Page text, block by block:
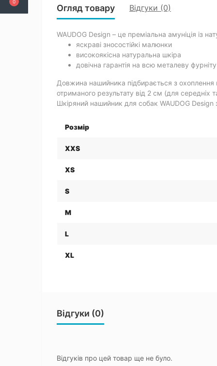
0
Огляд товару Відгуки (0)
WAUDOG Design – це преміальна амуніція із
яскраві зносостійкі малюнки
високоякісна натуральна шкіра
довічна гарантія на всю металеву
Довжина нашийника підбирається з
отриманого результату від 2 см (для
Шкіряний нашийник для собак WAUDOG
Розмір
XXS
XS
S
M
L
XL
Відгуки (0)
Відгуків про цей товар ще не було.